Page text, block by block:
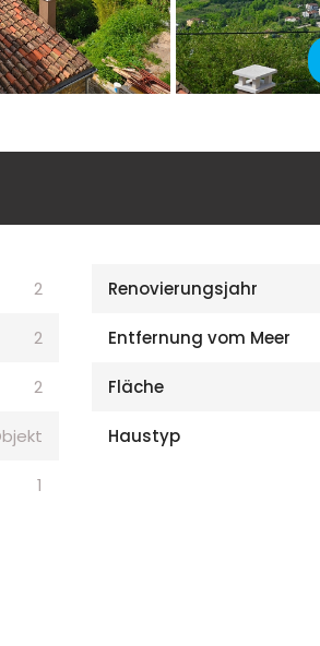
2 Renovierungsjahr
2 Entfernung vom Meer
2 Fläche
Haustyp
1